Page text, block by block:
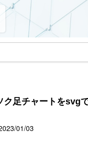
ク足チャートをsvg
01/03